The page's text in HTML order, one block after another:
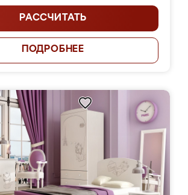
РАССЧИТАТЬ
ПОДРОБНЕЕ